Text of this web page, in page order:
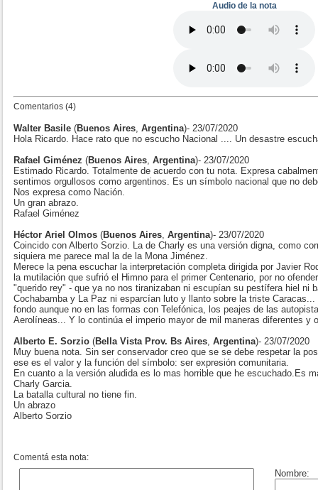
Audio de la nota
Comentarios (4)
Walter Basile (Buenos Aires, Argentina)- 23/07/2020
Hola Ricardo. Hace rato que no escucho Nacional .... Un desastre
Rafael Giménez (Buenos Aires, Argentina)- 23/07/2020
Estimado Ricardo. Totalmente de acuerdo con tu nota. Expresa
sentimos orgullosos como argentinos. Es un símbolo nacional que no
Nos expresa como Nación.
Un gran abrazo.
Rafael Giménez
Héctor Ariel Olmos (Buenos Aires, Argentina)- 23/07/2020
Coincido con Alberto Sorzio. La de Charly es una versión digna, como
siquiera me parece mal la de la Mona Jiménez.
Merece la pena escuchar la interpretación completa dirigida por Javier
la mutilación que sufrió el Himno para el primer Centenario, por no
"querido rey" - que ya no nos tiranizaban ni escupían su pestífera hiel ni
Cochabamba y La Paz ni esparcían luto y llanto sobre la triste
fondo aunque no en las formas con Telefónica, los peajes de las
Aerolíneas... Y lo continúa el imperio mayor de mil maneras diferentes y
Alberto E. Sorzio (Bella Vista Prov. Bs Aires, Argentina)- 23/07/2020
Muy buena nota. Sin ser conservador creo que se se debe respetar la
ese es el valor y la función del símbolo: ser expresión comunitaria.
En cuanto a la versión aludida es lo mas horrible que he escuchado.Es
Charly Garcia.
La batalla cultural no tiene fin.
Un abrazo
Alberto Sorzio
Comentá esta nota: